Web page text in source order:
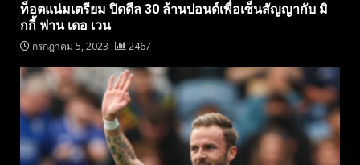
ท็อตแน่มเตรียม ปิดดีล 30 ล้านปอนด์เพื่อเซ็นสัญญากับ มิ
กกี้ ฟาน เดอ เวน
กรกฎาคม 5, 2023 2467